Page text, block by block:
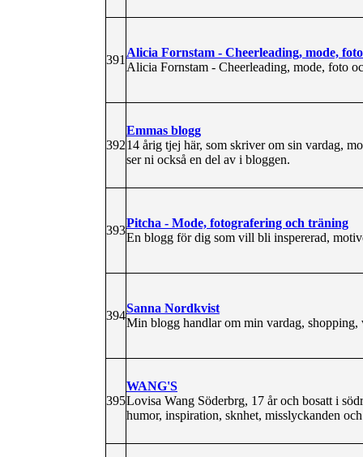
391
Alicia Fornstam - Cheerleading, mode,
Alicia Fornstam - Cheerleading, mode, foto
392
Emmas blogg
14 årig tjej här, som skriver om sin vardag,
ser ni också en del av i bloggen.
393
Pitcha - Mode, fotografering och träning
En blogg för dig som vill bli inspererad,
394
Sanna Nordkvist
Min blogg handlar om min vardag, shopping,
395
WANG'S
Lovisa Wang Söderbrg, 17 år och bosatt i
humor, inspiration, sknhet, misslyckanden